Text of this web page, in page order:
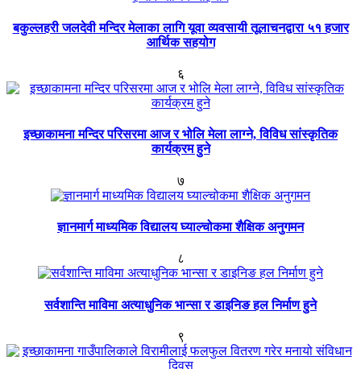
बकुल्लहरी जलदेवी मन्दिर मेलाका लागि यूवा व्यवसायी तूलाचनद्वारा ५१ हजार
आर्थिक सहयोग
६
इच्छाकामना मन्दिर परिसरमा आज र भोलि मेला लाग्ने, विविध सांस्कृतिक
कार्यक्रम हुने
७
ज्ञानमार्ग माध्यमिक विद्यालय घ्याल्चोकमा शैक्षिक अनुगमन
८
सर्वशान्ति माविमा अत्याधुनिक भान्सा र डाइनिङ हल निर्माण हुने
९